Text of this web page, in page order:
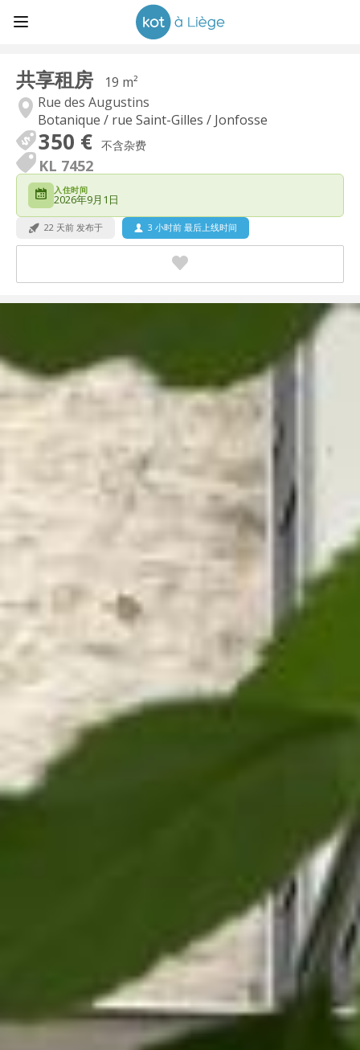
共享租房
19 m²
Rue des Augustins
Botanique / rue Saint-Gilles / Jonfosse
350 € 不含杂费
KL 7452
入住时间
2026年9月1日
22 天前 发布于 3 小时前 最后上线时间